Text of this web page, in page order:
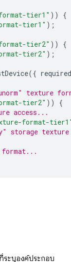
tier1" ))
{
tier1" );
tier2" ))
{
tier2" );
({
texture
tier2" ))
{
access...
format-
storage
format...
ระบุองค์ประกอบ